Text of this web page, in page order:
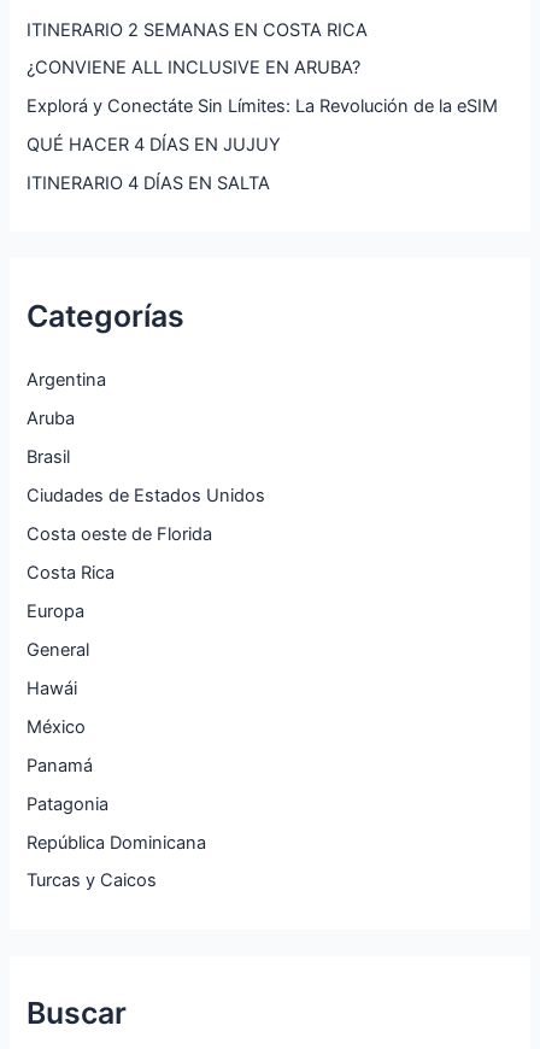
ITINERARIO 2 SEMANAS EN COSTA RICA
¿CONVIENE ALL INCLUSIVE EN ARUBA?
Explorá y Conectáte Sin Límites: La Revolución de la eSIM
QUÉ HACER 4 DÍAS EN JUJUY
ITINERARIO 4 DÍAS EN SALTA
Categorías
Argentina
Aruba
Brasil
Ciudades de Estados Unidos
Costa oeste de Florida
Costa Rica
Europa
General
Hawái
México
Panamá
Patagonia
República Dominicana
Turcas y Caicos
Buscar